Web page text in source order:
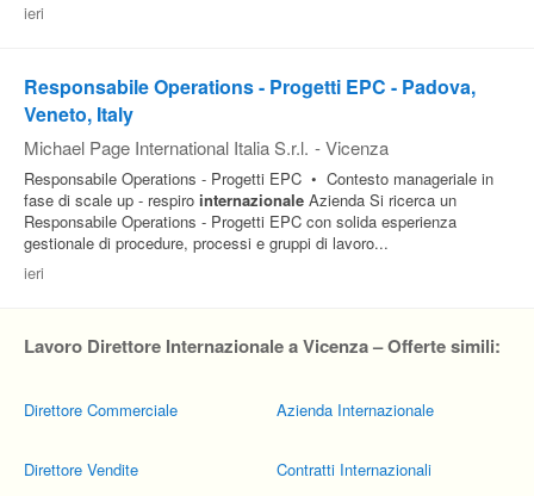
ieri
Responsabile Operations - Progetti EPC - Padova,
Veneto, Italy
Michael Page International Italia S.r.l. - Vicenza
Responsabile Operations - Progetti EPC • Contesto manageriale in
fase di scale up - respiro internazionale Azienda Si ricerca un
Responsabile Operations - Progetti EPC con solida esperienza
gestionale di procedure, processi e gruppi di lavoro...
ieri
Lavoro Direttore Internazionale a Vicenza – Offerte simili:
Direttore Commerciale
Direttore Vendite
Azienda Internazionale
Contratti Internazionali